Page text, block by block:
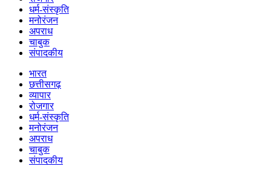
धर्म-संस्कृति
मनोरंजन
अपराध
चाबुक
संपादकीय
भारत
छत्तीसगढ़
व्यापार
रोजगार
धर्म-संस्कृति
मनोरंजन
अपराध
चाबुक
संपादकीय